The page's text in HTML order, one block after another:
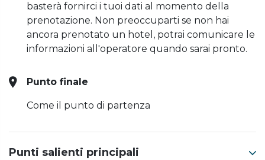
basterà fornirci i tuoi dati al momento della
prenotazione. Non preoccuparti se non hai
ancora prenotato un hotel, potrai comunicare le
informazioni all'operatore quando sarai pronto.
Punto finale
Come il punto di partenza
Punti salienti principali